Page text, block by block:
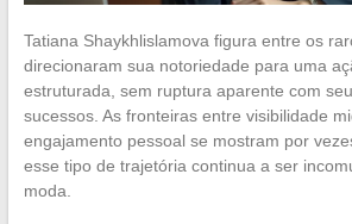
Tatiana Shaykhlislamova figura entre os
direcionaram sua notoriedade para uma
estruturada, sem ruptura aparente com
sucessos. As fronteiras entre visibilidade
engajamento pessoal se mostram por
esse tipo de trajetória continua a ser
moda.